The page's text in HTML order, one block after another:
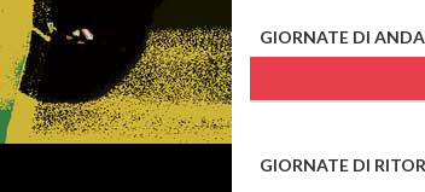
GIORNATE DI
GIORNATE DI